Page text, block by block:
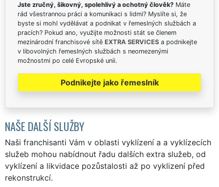
Jste zručný, šikovný, spolehlivý a ochotný člověk? Máte
rád všestrannou práci a komunikaci s lidmi? Myslíte si, že
byste si mohl vydělávat a podnikat v řemeslných službách a
pracích? Pokud ano, využijte možnosti stát se členem
mezinárodní franchisové sítě EXTRA SERVICES a podnikejte
v libovolných řemeslných službách s neomezenými
možnostmi po celé Evropské unii.
Podnikejte jako řemeslník
NAŠE DALŠÍ SLUŽBY
Naši franchisanti Vám v oblasti vyklízení a a vyklízecích
služeb mohou nabídnout řadu dalších extra služeb, od
vyklízení a likvidace pozůstalosti až po vyklizení před
rekonstrukcí.